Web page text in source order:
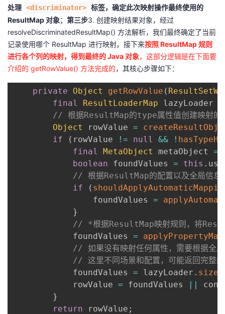
处理 <discriminator> 标签，确定此次映射操作最终使用的
ResultMap 对象； 第三步3. 创建映射结果对象，经过
resolveDiscriminatedResultMap() 方法解析，我们最终确定了当前
记录使用哪个 ResultMap 进行映射。接下来按照 ResultMap 规则
进行各个列的映射，得到最终的 Java 对象，这部分逻辑是在下面要
介绍的 getRowValue() 方法完成的，其核心步骤如下：
private Object getRowValue (
final
ResultLoaderMap lazyLoader
// 根据ResultMap的type属性值创建映射的
Object
rowValue =
if
( rowValue != null && !
final
MetaObject metaObject =
boolean foundValues = this .
// 根据ResultMap的配置以及全局信息
if
(
                foundValues
=
}
// *根据ResultMap映射规则，将
            foundValues
=
// 如果没有映射任何属性，需要根据全
// 这里不同场景和配置，可能返回完整
            foundValues
= lazyLoader . size
            rowValue
= foundValues ||
}
return rowValue ;